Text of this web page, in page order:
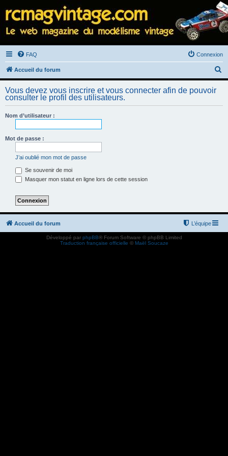
FAQ Connexion
Accueil du forum
e
h
Vous devez vous inscrire et vous connecter afin de pouvoir
consulter le profil des utilisateurs.
Nom d’utilisateur :
Mot de passe :
J’ai oublié mon mot de passe
Se souvenir de moi
Masquer mon statut en ligne lors de cette session
Accueil du forum L’équipe
Développé par phpBB® Forum Software © phpBB Limited
Traduction française officielle © Maël Soucaze